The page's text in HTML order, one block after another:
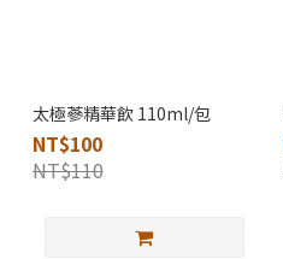
太極蔘精華飲 110ml/包
NT$100
NT$110